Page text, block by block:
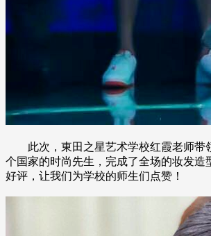
此次，東田之星艺术学校红霞老师带
个国家的时尚先生，完成了全场的妆发造
好评，让我们为学校的师生们点赞！